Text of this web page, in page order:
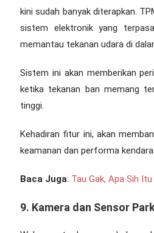
kini sudah banyak diterapkan.
sistem elektronik yang
memantau tekanan udara di
Sistem ini akan memberikan
ketika tekanan ban memang
tinggi.
Kehadiran fitur ini, akan
keamanan dan performa
Baca Juga: Tau Gak, Apa Sih
9. Kamera dan Sensor